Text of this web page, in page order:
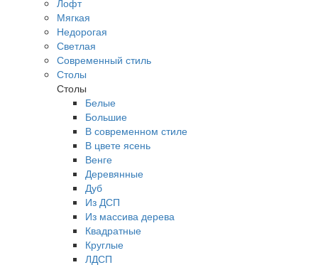
Лофт
Мягкая
Недорогая
Светлая
Современный стиль
Столы
Столы
Белые
Большие
В современном стиле
В цвете ясень
Венге
Деревянные
Дуб
Из ДСП
Из массива дерева
Квадратные
Круглые
ЛДСП